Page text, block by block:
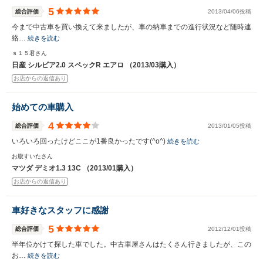
総合評価 5 2013/04/06投稿
今まで中古車を買い換えて来ましたが、車の納車までの進行状況など随時連
絡… 続きを読む
ｓ１５君さん
日産 シルビア2.0 スペックR エアロ （2013/03購入）
お店からの返信あり
始めての車購入
総合評価 4 2013/01/05投稿
いろいろ回ったけどここが1番良かったです(^o^) 続きを読む
お腹すいたさん
マツダ デミオ1.3 13C （2013/01購入）
お店からの返信あり
車好きなスタッフに感謝
総合評価 5 2012/12/01投稿
半年位かけて探した車でした。中古車屋さんはたくさん行きましたが、この
お… 続きを読む